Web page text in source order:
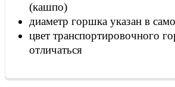
(кашпо)
диаметр горшка указан в
цвет транспортировочного
отличаться